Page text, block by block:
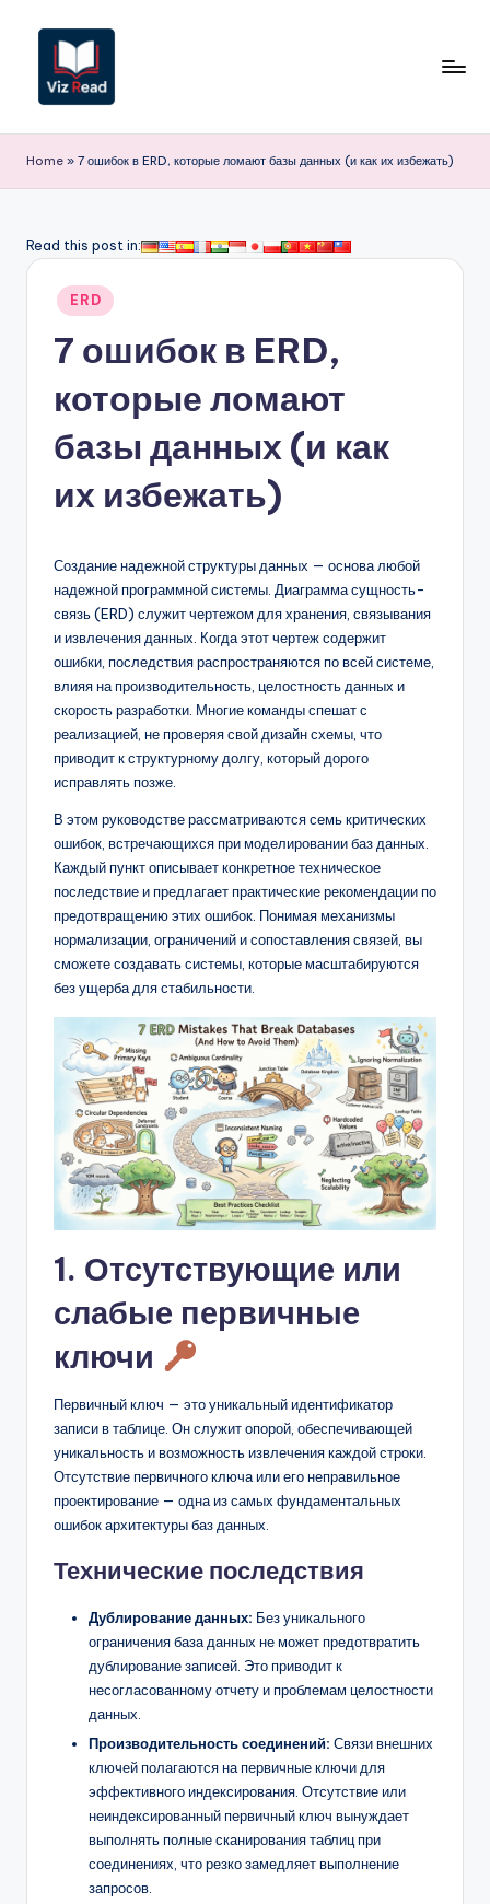
Перейти
содержимому
iz
R
a
R
si
A
S
o
w
&
D
Home » 7 ошибок в ERD, которые ломают базы данных (и как их избежать)
Read this post in:
Опубликовано
ERD
7 ошибок в ERD,
которые ломают
базы данных (и как
их избежать)
Создание надежной структуры данных — основа любой
надежной программной системы. Диаграмма сущность-
связь (ERD) служит чертежом для хранения, связывания
и извлечения данных. Когда этот чертеж содержит
ошибки, последствия распространяются по всей системе,
влияя на производительность, целостность данных и
скорость разработки. Многие команды спешат с
реализацией, не проверяя свой дизайн схемы, что
приводит к структурному долгу, который дорого
исправлять позже.
В этом руководстве рассматриваются семь критических
ошибок, встречающихся при моделировании баз данных.
Каждый пункт описывает конкретное техническое
последствие и предлагает практические рекомендации по
предотвращению этих ошибок. Понимая механизмы
нормализации, ограничений и сопоставления связей, вы
сможете создавать системы, которые масштабируются
без ущерба для стабильности.
1. Отсутствующие или
слабые первичные
ключи
Первичный ключ — это уникальный идентификатор
записи в таблице. Он служит опорой, обеспечивающей
уникальность и возможность извлечения каждой строки.
Отсутствие первичного ключа или его неправильное
проектирование — одна из самых фундаментальных
ошибок архитектуры баз данных.
Технические последствия
Дублирование данных: Без уникального
ограничения база данных не может предотвратить
дублирование записей. Это приводит к
несогласованному отчету и проблемам целостности
данных.
Производительность соединений: Связи внешних
ключей полагаются на первичные ключи для
эффективного индексирования. Отсутствие или
неиндексированный первичный ключ вынуждает
выполнять полные сканирования таблиц при
соединениях, что резко замедляет выполнение
запросов.